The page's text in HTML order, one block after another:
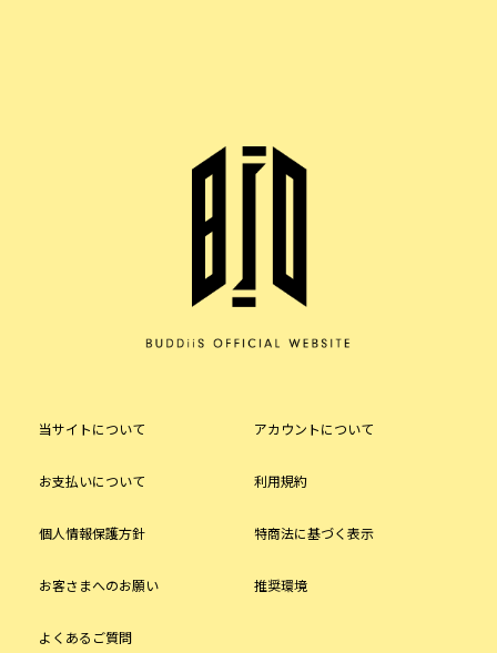
当サイトについて アカウントについて
お支払いについて 利用規約
個人情報保護方針 特商法に基づく表示
お客さまへのお願い 推奨環境
よくあるご質問